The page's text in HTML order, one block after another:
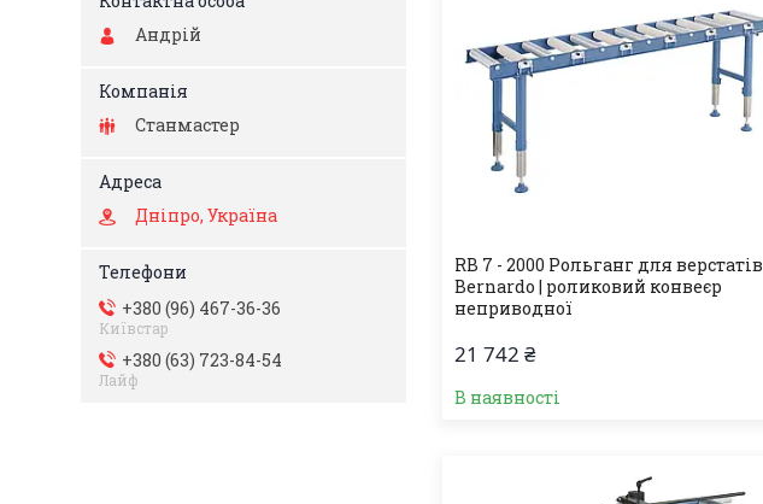
RB 7 - 2000 Рольганг для верстатів
Bernardo | роликовий конвеєр
неприводної
21 742 ₴
В наявності
Андрій
Станмастер
Дніпро, Україна
+380 (96) 467-36-36
Київстар
+380 (63) 723-84-54
Лайф